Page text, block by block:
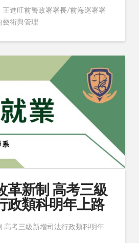
王進旺前警政署署長/前海巡署署
藝術與管理
革新制 高考三級
政類科明年上路
高考三級新增司法行政類科明年